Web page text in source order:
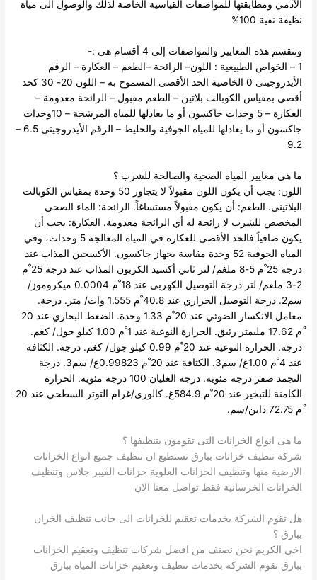
الآدمي ومطابقتها للمواصفات القياسية الخاصة لذلك والوصول الى مياة
نظيفة نقية 100%
وتنقسم هذه المعايير والمواصفات إلى 4 أقسام هى :-
1 – الخواص الطبيعية : اللون– الرائحة –الطعم – العكارة – الرقم
الأيدروجينى 0
الخاصية الحد الأقصى المسموح به
– اللون 20- 30 كحد
أقصى بمقياس الكوبالت بلاتين – الطعم مقبول – الرائحة معدومة –
العكارة – 5 وحدات جاكسون أو ما يعادلها للمياه المرشحة
– 10وحدات
جاكسون أو ما يعادلها للمياه الجوفية والخليط
– الرقم الأيدروجينى 6.5 –
9.2
ما هي معايير المياه الصحية والصالحة للشرب ؟
اللون: يجب أن يكون اللون مقبولاً لا يتجاوز 50 وحدة بمقياس الكوبالت
البلاتيني. الطعم: أن يكون مقبولاً مستساغاً. الرائحة: الماء الصحي
المخصص للشرب لا رائحة له أي الرائحة معدومة. العكارة: يجب أن
يكون صافياً فالحد الأقصى للعكارة في المياه المعالجة 5 وحدات، وفي
المياه الجوفية 52 وحدة مقاسة بجهاز جاكسون.
الأكسجين المذاب عند
درجة 25 ْم 5-8 ملغم/ لتر ثاني أكسيد الكربون المذاب عند درجة 25 ْم
2-3 ملغم/ لتر درجة التوصيل الكهربي عند 18 ْم 0.0004 ميكروموز/
سم2.
درجة التوصيل الحراري عند 40.8 ْم 1.555 وات/ متر. درجة.
معامل الانكسار الضوئي عند 20 ْم 1.33 وحدة. الضغط البخاري عند 20
ْم 17.62 مليمتر زئبق. الحرارة النوعية عند 1 ْم 1.00 كيلو جول/ كغم.
درجة.
الحرارة النوعية عند 20 ْم 0.99 كيلو جول/ كغم. درجة. الكثافة
عند 4 ْم 1.00غ/ سم3. الكثافة عند 20 ْم 0.99823غ/ سم3.
درجة
التجمد صفر درجة مئوية. درجة الغليان 100 درجة مئوية.
الحرارة
الكامنة للتبخير عند 20 ْم 584.9غ. كالورى/غرام التوتر السطحي عند 20
ْم 72.75 داين/سم.
ما هى انواع الخزانات التى تقومون بتنظيفها ؟
شركة تنظيف خزانات ببارق تستطيع ان تنظيف جميع انواع الخزانات
الارضية منها وتنظيف الخزانات العلوية خزانات الفيبر جلاس وتنظيف
الخزانات الخرسانية فقط تواصل معنا الان
هل تقوم الشركة بخدمات تعقيم للخزانات الى جانب تنظيف الخزان
ببارق ؟
اخى الكريم نحن نصنف من افضل شركات تنظيف وتعقيم الخزانات
ببارق تقوم الشركة بخدمات تنظيف وتعقيم خزانات المياه ببارق